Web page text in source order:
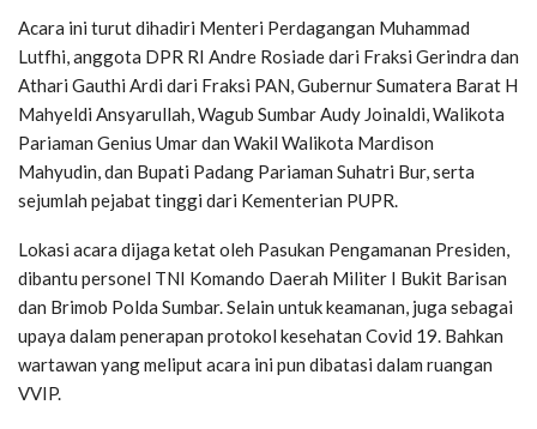
Acara ini turut dihadiri Menteri Perdagangan Muhammad
Lutfhi, anggota DPR RI Andre Rosiade dari Fraksi Gerindra dan
Athari Gauthi Ardi dari Fraksi PAN, Gubernur Sumatera Barat H
Mahyeldi Ansyarullah, Wagub Sumbar Audy Joinaldi, Walikota
Pariaman Genius Umar dan Wakil Walikota Mardison
Mahyudin, dan Bupati Padang Pariaman Suhatri Bur, serta
sejumlah pejabat tinggi dari Kementerian PUPR.
Lokasi acara dijaga ketat oleh Pasukan Pengamanan Presiden,
dibantu personel TNI Komando Daerah Militer I Bukit Barisan
dan Brimob Polda Sumbar. Selain untuk keamanan, juga sebagai
upaya dalam penerapan protokol kesehatan Covid 19. Bahkan
wartawan yang meliput acara ini pun dibatasi dalam ruangan
VVIP.